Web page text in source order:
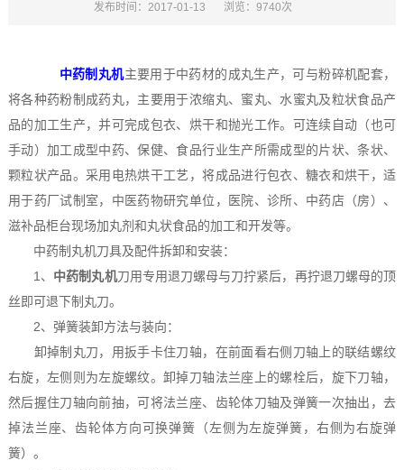
发布时间：2017-01-13 浏览：9740次
中药制丸机主要用于中药材的成丸生产，可与粉碎机配套，
将各种药粉制成药丸，主要用于浓缩丸、蜜丸、水蜜丸及粒状食品产
品的加工生产，并可完成包衣、烘干和抛光工作。可连续自动（也可
手动）加工成型中药、保健、食品行业生产所需成型的片状、条状、
颗粒状产品。采用电热烘干工艺，将成品进行包衣、糖衣和烘干，适
用于药厂试制室，中医药物研究单位，医院、诊所、中药店（房）、
滋补品柜台现场加丸剂和丸状食品的加工和开发等。
中药制丸机刀具及配件拆卸和安装：
1、 中药制丸机刀用专用退刀螺母与刀拧紧后，再拧退刀螺母的顶
丝即可退下制丸刀。
2、弹簧装卸方法与装向：
卸掉制丸刀，用扳手卡住刀轴，在前面看右侧刀轴上的联结螺纹
右旋，左侧则为左旋螺纹。卸掉刀轴法兰座上的螺栓后，旋下刀轴，
然后握住刀轴向前抽，可将法兰座、齿轮体刀轴及弹簧一次抽出，去
掉法兰座、齿轮体方向可换弹簧（左侧为左旋弹簧，右侧为右旋弹
簧）。